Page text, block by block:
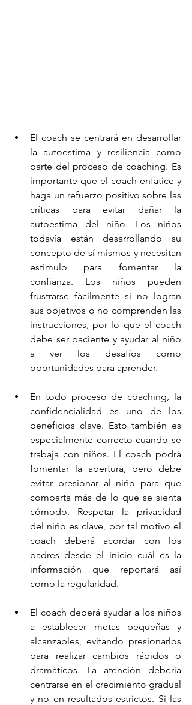
El coach se centrará en desarrollar
la autoestima y resiliencia como
parte del proceso de coaching. Es
importante que el coach enfatice y
haga un refuerzo positivo sobre las
críticas para evitar dañar la
autoestima del niño. Los niños
todavía están desarrollando su
concepto de sí mismos y necesitan
estímulo para fomentar la
confianza. Los niños pueden
frustrarse fácilmente si no logran
sus objetivos o no comprenden las
instrucciones, por lo que el coach
debe ser paciente y ayudar al niño
a ver los desafíos como
oportunidades para aprender.
En todo proceso de coaching, la
confidencialidad es uno de los
beneficios clave. Esto también es
especialmente correcto cuando se
trabaja con niños. El coach podrá
fomentar la apertura, pero debe
evitar presionar al niño para que
comparta más de lo que se sienta
cómodo. Respetar la privacidad
del niño es clave, por tal motivo el
coach deberá acordar con los
padres desde el inicio cuál es la
información que reportará así
como la regularidad.
El coach deberá ayudar a los niños
a establecer metas pequeñas y
alcanzables, evitando presionarlos
para realizar cambios rápidos o
dramáticos. La atención debería
centrarse en el crecimiento gradual
y no en resultados estrictos. Si las